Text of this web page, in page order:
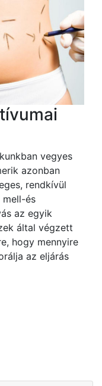
vegyes
azonban
rendkívül
mell-és
az egyik
által végzett
hogy mennyire
az eljárás